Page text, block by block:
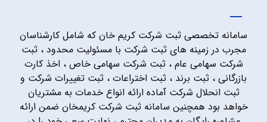
سامانه تخصصی ثبت شرکت کریم خان که شامل کارشناسان
مجرب در زمینه های ثبت شرکت با مسئولیت محدود ، ثبت
شرکت سهامی عام ، ثبت شرکت سهامی خاص ، اخذ کارت
بازرگانی ، ثبت برند ، ثبت اختراعات ، ثبت تغییرات شرکت و
ثبت انحلال شرکت آماده ارائه انواع خدمات به مشتریان
خواهد بود همچنین سامانه ثبت شرکت کریمخان ضمن ارائه